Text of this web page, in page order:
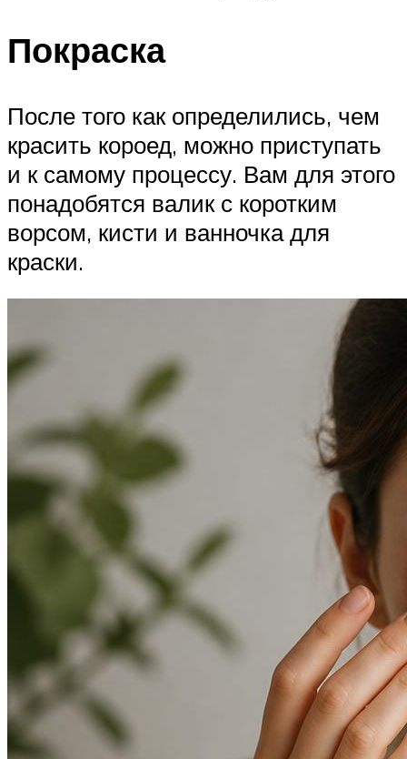
Покраска
После того как определились, чем
красить короед, можно приступать
и к самому процессу. Вам для этого
понадобятся валик с коротким
ворсом, кисти и ванночка для
краски.